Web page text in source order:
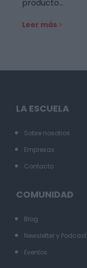
producto…
Leer más
LA ESCUELA
Sobre nosotros
Empresas
Contacto
COMUNIDAD
Blog
Newsletter y Podcast
Eventos